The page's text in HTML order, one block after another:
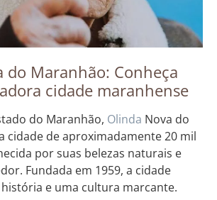
do Maranhão: Conheça
cidade maranhense
do Maranhão, Olinda Nova do
cidade de aproximadamente 20 mil
por suas belezas naturais e
Fundada em 1959, a cidade
e uma cultura marcante.